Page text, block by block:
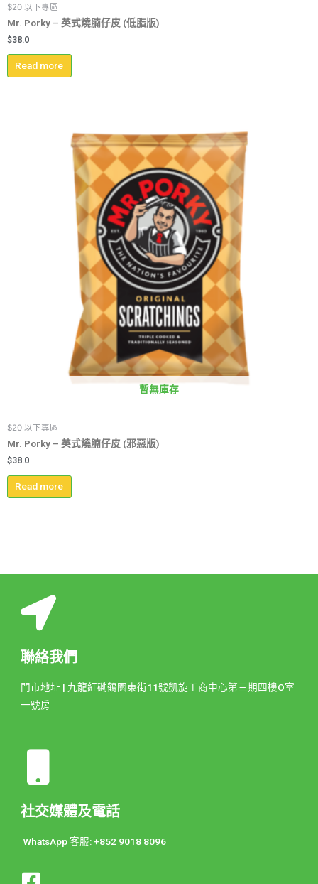
$20 以下專區
Mr. Porky – 英式燒腩仔皮 (低脂版)
$38.0
Read more
暫無庫存
$20 以下專區
Mr. Porky – 英式燒腩仔皮 (邪惡版)
$38.0
Read more
聯絡我們
門市地址 | 九龍紅磡鶴園東街11號凱旋工商中心第三期四樓O室
一號房
社交媒體及電話
WhatsApp 客服: +852 9018 8096